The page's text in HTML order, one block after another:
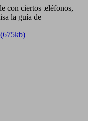
con ciertos teléfonos,
la guía de